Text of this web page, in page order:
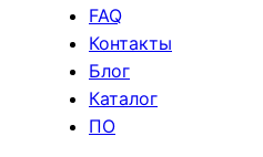
FAQ
Контакты
Блог
Каталог
ПО